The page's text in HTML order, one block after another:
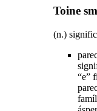
Toine
(n.)
“e”